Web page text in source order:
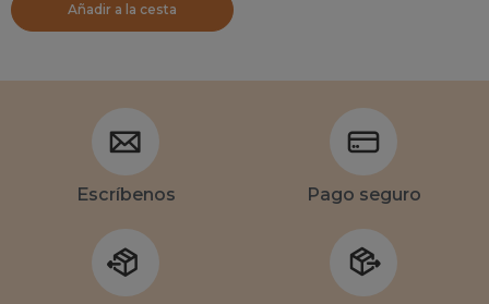
Añadir a la cesta
Escríbenos Pago seguro